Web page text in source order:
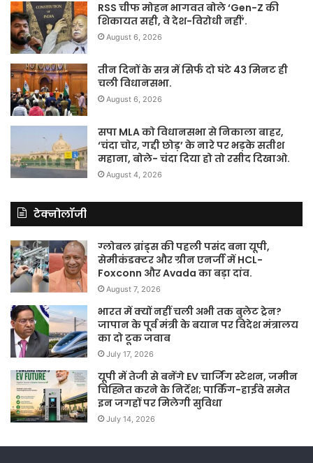
RSS चीफ मोहन भागवत बोले ‘Gen-Z की
शिकायत सही, वे देश-विरोधी नहीं’.
August 6, 2026
तीन दिनों के सत्र में सिर्फ दो घंटे 43 मिनट ही
चली विधानसभा.
August 6, 2026
सपा MLA को विधानसभा से निकाला बाहर,
‘चंदा चोर, गद्दी छोड़’ के नारे पर भड़के सतीश
महाना, बोले- चंदा दिया हो तो रसीद दिखाओ.
August 4, 2026
टेक्नोलॉजी
ग्लोबल ब्रांड्स की पहली पसंद बना यूपी,
सेमीकंडक्टर और ग्रीन एनर्जी में HCL-
Foxconn और Avada का बड़ा दांव.
August 7, 2026
भारत में क्यों नहीं चली अभी तक बुलेट ट्रेन?
जापान के पूर्व मंत्री के बयान पर विदेश मंत्रालय
का दो टूक जवाब
July 17, 2026
यूपी में तेजी से बनेंगे EV चार्जिंग स्टेशन, जमीन
चिह्नित करने के निर्देश; पार्किंग-हाईवे समेत
इन जगहों पर मिलेगी सुविधा
July 14, 2026